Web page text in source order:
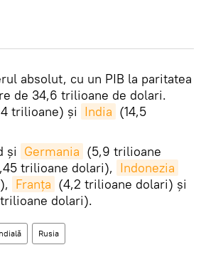
absolut, cu un PIB la paritatea
de 34,6 trilioane de dolari.
trilioane) și India (14,5
și Germania (5,9 trilioane
trilioane dolari), Indonezia
Franța (4,2 trilioane dolari) și
dolari).
Rusia